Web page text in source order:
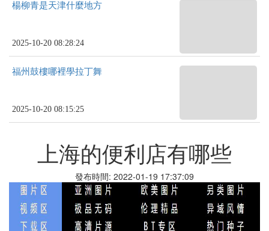
楊柳青是天津什麼地方
2025-10-20 08:28:24
福州鼓樓哪裡學拉丁舞
2025-10-20 08:15:25
上海的便利店有哪些
發布時間: 2022-01-19 17:37:09